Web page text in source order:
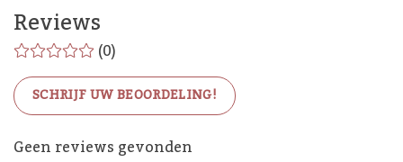
Reviews
(0)
SCHRIJF UW BEOORDELING!
Geen reviews gevonden